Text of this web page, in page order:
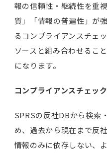
報の信頼性・継続性を重
質」「情報の普遍性」が
るコンプライアンスチェ
ソースと組み合わせるこ
になります。
コンプライアンスチェッ
SPRSの反社DBから検索
め、過去から現在まで反
情報のみに依存しない、